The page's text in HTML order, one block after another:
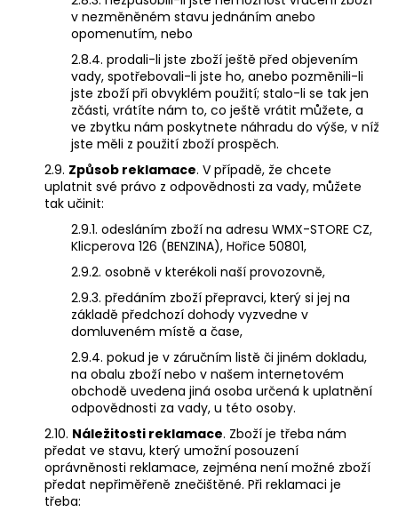
v nezměněném stavu jednáním anebo
opomenutím, nebo
2.8.4. prodali-li jste zboží ještě před objevením
vady, spotřebovali-li jste ho, anebo pozměnili-li
jste zboží při obvyklém použití; stalo-li se tak jen
zčásti, vrátíte nám to, co ještě vrátit můžete, a
ve zbytku nám poskytnete náhradu do výše, v níž
jste měli z použití zboží prospěch.
2.9. Způsob reklamace. V případě, že chcete
uplatnit své právo z odpovědnosti za vady, můžete
tak učinit:
2.9.1. odesláním zboží na adresu WMX-STORE CZ,
Klicperova 126 (BENZINA), Hořice 50801,
2.9.2. osobně v kterékoli naší provozovně,
2.9.3. předáním zboží přepravci, který si jej na
základě předchozí dohody vyzvedne v
domluveném místě a čase,
2.9.4. pokud je v záručním listě či jiném dokladu,
na obalu zboží nebo v našem internetovém
obchodě uvedena jiná osoba určená k uplatnění
odpovědnosti za vady, u této osoby.
2.10. Náležitosti reklamace. Zboží je třeba nám
předat ve stavu, který umožní posouzení
oprávněnosti reklamace, zejména není možné zboží
předat nepřiměřeně znečištěné. Při reklamaci je
třeba: